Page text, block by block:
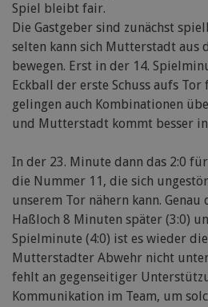
Spiel bleibt fair.
Die Gastgeber sind zunächst
selten kann sich Mutterstadt aus
bewegen. Erst in der 14.
Eckball der erste Schuss aufs Tor
gelingen auch Kombinationen
und Mutterstadt kommt besser
In der 23. Minute dann das 2:0
die Nummer 11, die sich
unserem Tor nähern kann.
Haßloch 8 Minuten später (3:0)
Spielminute (4:0) ist es wieder
Mutterstadter Abwehr nicht
fehlt an gegenseitiger
Kommunikation im Team, um